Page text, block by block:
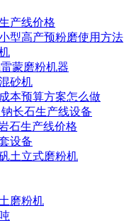
产线价格
型高产预粉磨使用方法
蒙磨粉机器
砂机
本预算方案怎么做
长石生产线设备
石生产线价格
设备
土立式磨粉机
磨粉机